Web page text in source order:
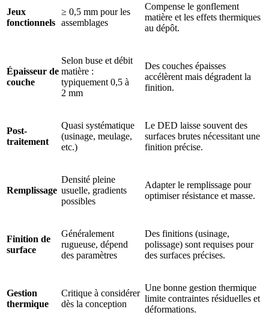
Jeux
fonctionnels
≥ 0,5 mm pour les
assemblages
Compense le gonflement
matière et les effets thermiques
au dépôt.
Épaisseur de
couche
Selon buse et débit
matière :
typiquement 0,5 à
2 mm
Des couches épaisses
accélèrent mais dégradent la
finition.
Post-
traitement
Quasi systématique
(usinage, meulage,
etc.)
Le DED laisse souvent des
surfaces brutes nécessitant une
finition précise.
Remplissage
Densité pleine
usuelle, gradients
possibles
Adapter le remplissage pour
optimiser résistance et masse.
Finition de
surface
Généralement
rugueuse, dépend
des paramètres
Des finitions (usinage,
polissage) sont requises pour
des surfaces précises.
Gestion
thermique
Critique à considérer
dès la conception
Une bonne gestion thermique
limite contraintes résiduelles et
déformations.